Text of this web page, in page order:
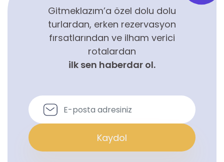
Gitmeklazım’a özel dolu dolu
turlardan, erken rezervasyon
fırsatlarından ve ilham verici
rotalardan
ilk sen haberdar ol.
Kaydol